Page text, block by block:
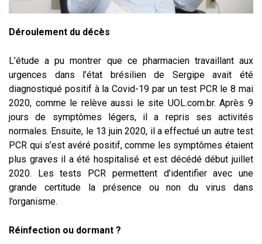
Déroulement du décès
L’étude a pu montrer que ce pharmacien travaillant aux
urgences dans l’état brésilien de Sergipe avait été
diagnostiqué positif à la Covid-19 par un test PCR le 8 mai
2020, comme le relève aussi le site UOL.com.br. Après 9
jours de symptômes légers, il a repris ses activités
normales. Ensuite, le 13 juin 2020, il a effectué un autre test
PCR qui s’est avéré positif, comme les symptômes étaient
plus graves il a été hospitalisé et est décédé début juillet
2020. Les tests PCR permettent d’identifier avec une
grande certitude la présence ou non du virus dans
l’organisme.
Réinfection ou dormant ?